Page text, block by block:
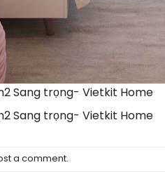
Sang trọng- Vietkit Home
Sang trọng- Vietkit Home
a comment.